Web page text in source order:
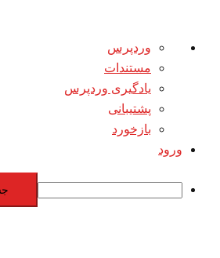
درباره
وردپرس
وردپرس
مستندات
یادگیری وردپرس
پشتیبانی
بازخورد
ورود
جستجو